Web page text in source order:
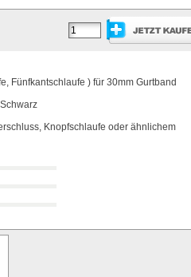
Fünfkantschlaufe ) für 30mm Gurtband
Knopfschlaufe oder ähnlichem